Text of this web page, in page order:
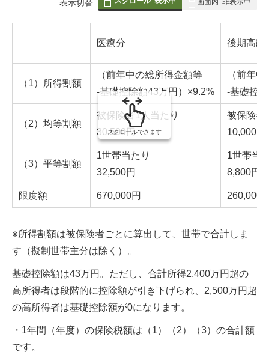
表
表示切替
医療分 後期高齢
（1）所得割額
（前年中の総所得金額等
-基礎控除額43万円）×9.2%
（前年
-基礎控
（2）均等割額
被保険者1人当たり
30,500円
被保険者
10,000円
（3）平等割額
1世帯当たり
32,500円
1世帯当
8,800円
限度額 670,000円 260,000
スクロールできます
※所得割額は被保険者ごとに算出して、世帯で合計しま
す（擬制世帯主分は除く）。
基礎控除額は43万円。ただし、合計所得2,400万円超の
高所得者は段階的に控除額が引き下げられ、2,500万円超
の高所得者は基礎控除額が0になります。
・1年間（年度）の保険税額は（1）（2）（3）の合計額
です。